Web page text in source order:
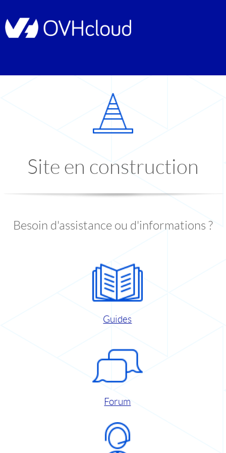
Site en construction
Besoin d'assistance ou d'informations ?
Guides
Forum